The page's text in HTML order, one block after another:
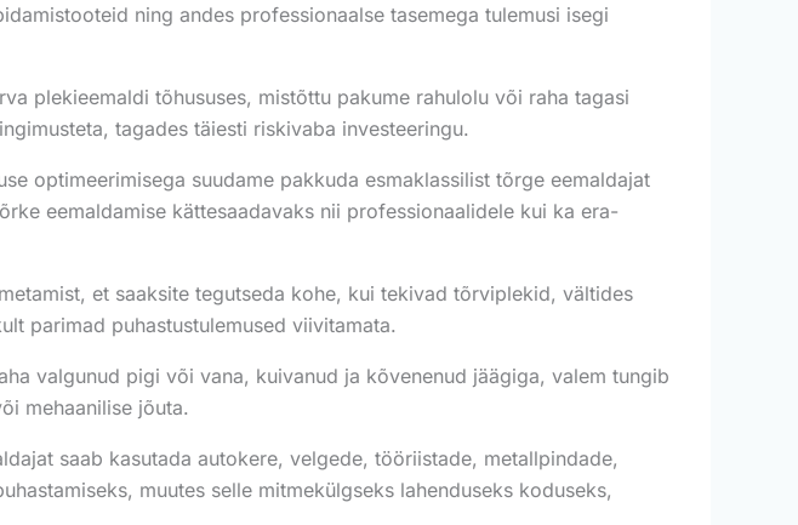
ning andes professionaalse tasemega tulemusi isegi
plekieemaldi tõhususes, mistõttu pakume rahulolu või raha tagasi
tagades täiesti riskivaba investeeringu.
optimeerimisega suudame pakkuda esmaklassilist tõrge eemaldajat
eemaldamise kättesaadavaks nii professionaalidele kui ka era-
et saaksite tegutseda kohe, kui tekivad tõrviplekid, vältides
parimad puhastustulemused viivitamata.
valgunud pigi või vana, kuivanud ja kõvenenud jäägiga, valem tungib
mehaanilise jõuta.
saab kasutada autokere, velgede, tööriistade, metallpindade,
muutes selle mitmekülgseks lahenduseks koduseks,